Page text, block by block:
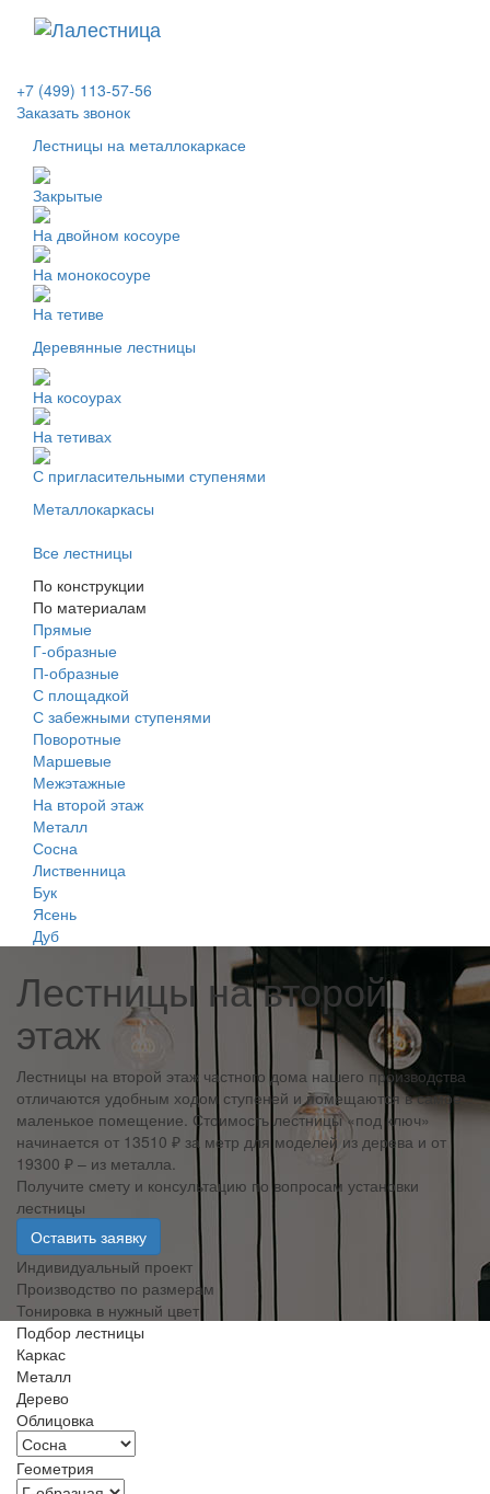
+7 (499) 113-57-56
Заказать звонок
Лестницы на металлокаркасе
Закрытые
На двойном косоуре
На монокосоуре
На тетиве
Деревянные лестницы
На косоурах
На тетивах
С пригласительными ступенями
Металлокаркасы
Все лестницы
По конструкции
По материалам
Прямые
Г-образные
П-образные
С площадкой
С забежными ступенями
Поворотные
Маршевые
Межэтажные
На второй этаж
Металл
Сосна
Лиственница
Бук
Ясень
Дуб
Лестницы на второй
этаж
Лестницы на второй этаж частного дома нашего производства
отличаются удобным ходом ступеней и помещаются в самое
маленькое помещение. Стоимость лестницы «под ключ»
начинается от 13510 ₽ за метр для моделей из дерева и от
19300 ₽ – из металла.
Получите смету и консультацию по вопросам установки
лестницы
Оставить заявку
Индивидуальный проект
Производство по размерам
Тонировка в нужный цвет
Подбор лестницы
Каркас
Металл
Дерево
Облицовка
Геометрия